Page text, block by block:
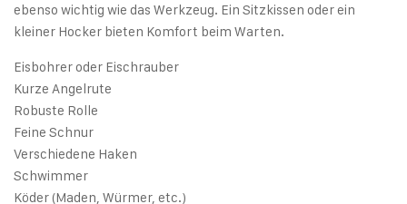
ebenso wichtig wie das Werkzeug. Ein Sitzkissen oder ein
kleiner Hocker bieten Komfort beim Warten.
Eisbohrer oder Eischrauber
Kurze Angelrute
Robuste Rolle
Feine Schnur
Verschiedene Haken
Schwimmer
Köder (Maden, Würmer, etc.)